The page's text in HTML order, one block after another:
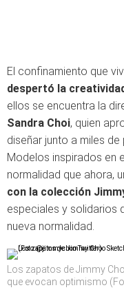
El confinamiento que
despertó la
ellos se encuentra la
Sandra Choi, quien
diseñar junto a miles
Modelos inspirados en
normalidad que ahora,
con la colección
especiales y solidarios
nueva normalidad.
Los zapatos de Jimmy
que evocan optimismo